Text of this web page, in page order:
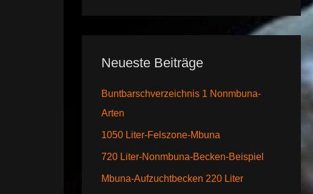
Neueste Beiträge
Buntbarschverzeichnis 1 Nonmbuna-
Arten
1050 Liter-Felszone-Mbuna
720 Liter-Nonmbuna-Becken-Beispiel
Mbuna-Aufzuchtbecken 220 Liter